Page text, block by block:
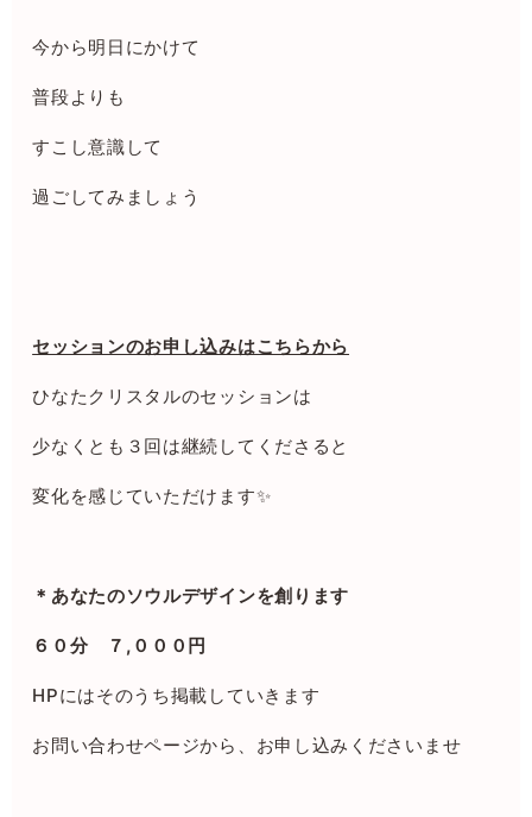
今から明日にかけて
普段よりも
すこし意識して
過ごしてみましょう
セッションのお申し込みはこちらから
ひなたクリスタルのセッションは
少なくとも３回は継続してくださると
変化を感じていただけます✨
＊あなたのソウルデザインを創ります
６０分 ７,０００円
HPにはそのうち掲載していきます
お問い合わせページから、お申し込みくださいませ